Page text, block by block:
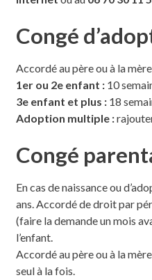
Congé
Accordé au père ou à la
1er ou 2e enfant : 10
3e enfant et plus :18
Adoption multiple :
Congé
En cas de naissance ou
ans. Accordé de droit par
(faire la demande un mois
l’enfant.
Accordé au père ou à la mère
seul à la fois.